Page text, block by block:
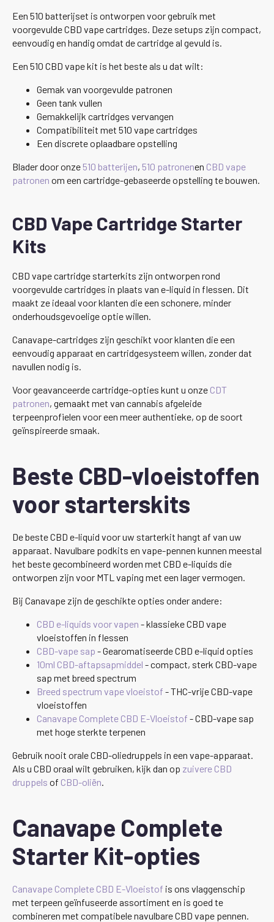
Een 510 batterijset is ontworpen voor gebruik met
voorgevulde CBD vape cartridges. Deze setups zijn compact,
eenvoudig en handig omdat de cartridge al gevuld is.
Een 510 CBD vape kit is het beste als u dat wilt:
Gemak van voorgevulde patronen
Geen tank vullen
Gemakkelijk cartridges vervangen
Compatibiliteit met 510 vape cartridges
Een discrete oplaadbare opstelling
Blader door onze 510 batterijen, 510 patronenen CBD vape
patronen om een cartridge-gebaseerde opstelling te bouwen.
CBD Vape Cartridge Starter
Kits
CBD vape cartridge starterkits zijn ontworpen rond
voorgevulde cartridges in plaats van e-liquid in flessen. Dit
maakt ze ideaal voor klanten die een schonere, minder
onderhoudsgevoelige optie willen.
Canavape-cartridges zijn geschikt voor klanten die een
eenvoudig apparaat en cartridgesysteem willen, zonder dat
navullen nodig is.
Voor geavanceerde cartridge-opties kunt u onze CDT
patronen, gemaakt met van cannabis afgeleide
terpeenprofielen voor een meer authentieke, op de soort
geïnspireerde smaak.
Beste CBD-vloeistoffen
voor starterskits
De beste CBD e-liquid voor uw starterkit hangt af van uw
apparaat. Navulbare podkits en vape-pennen kunnen meestal
het beste gecombineerd worden met CBD e-liquids die
ontworpen zijn voor MTL vaping met een lager vermogen.
Bij Canavape zijn de geschikte opties onder andere:
CBD e-liquids voor vapen - klassieke CBD vape
vloeistoffen in flessen
CBD-vape sap - Gearomatiseerde CBD e-liquid opties
10ml CBD-aftapsapmiddel - compact, sterk CBD-vape
sap met breed spectrum
Breed spectrum vape vloeistof - THC-vrije CBD-vape
vloeistoffen
Canavape Complete CBD E-Vloeistof - CBD-vape sap
met hoge sterkte terpenen
Gebruik nooit orale CBD-oliedruppels in een vape-apparaat.
Als u CBD oraal wilt gebruiken, kijk dan op zuivere CBD
druppels of CBD-oliën
Canavape Complete
Starter Kit-opties
Canavape Complete CBD E-Vloeistof is ons vlaggenschip
met terpeen geïnfuseerde assortiment en is goed te
combineren met compatibele navulbare CBD vape pennen.